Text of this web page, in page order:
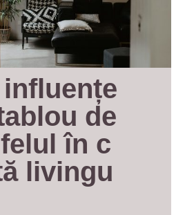
influențe
de
în c
livingu